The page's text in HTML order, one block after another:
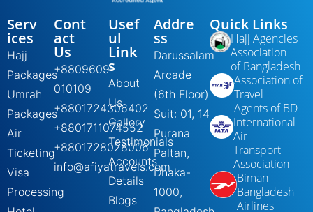
Serv
ices
Hajj
Packages
Umrah
Packages
Air
Ticketing
Visa
Processing
Cont
act
Us
+8809609-
010109
+8801724306402
+8801711074552
+8801728028006
info@afiyatravels.com
Usef
ul
Link
s
About
Us
Gallery
Testimonials
Accounts
Details
Blogs
Addre
ss
Darussalam
Arcade
(6th Floor)
Suit: 01, 14
Purana
Paltan,
Dhaka-
1000,
Quick Links
Hajj Agencies
Association
of Bangladesh
Association of
Travel
Agents of BD
International
Air
Transport
Association
Biman
Bangladesh
Airlines